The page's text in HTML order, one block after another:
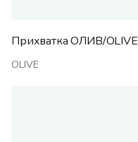
Прихватка ОЛИВ/OLIVE
OLIVE